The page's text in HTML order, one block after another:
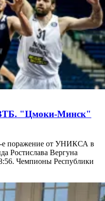
ВТБ. "Цмоки-Минск"
поражение от УНИКСА в
Ростислава Вергуна
Чемпионы Республики